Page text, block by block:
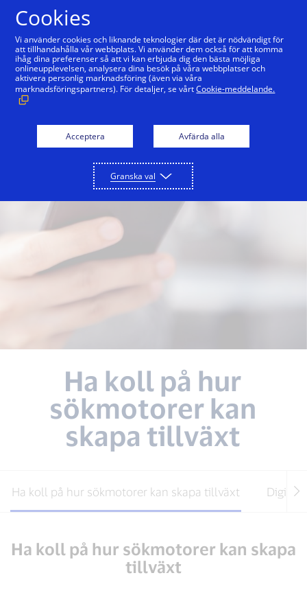
Ha koll på hur
sökmotorer kan
skapa tillväxt
Ha koll på hur sökmotorer kan skapa tillväxt
Ha koll på hur sökmotorer kan skapa
tillväxt
Cookies
Vi använder cookies och liknande teknologier där det är nödvändigt för
att tillhandahålla vår webbplats. Vi använder dem också för att komma
ihåg dina preferenser så att vi kan erbjuda dig den bästa möjliga
onlineupplevelsen, analysera dina besök på våra webbplatser och
aktivera personlig marknadsföring (även via våra
marknadsföringspartners). För detaljer, se vårtCookie-meddelande.
Acceptera Avfärda alla
Granska val